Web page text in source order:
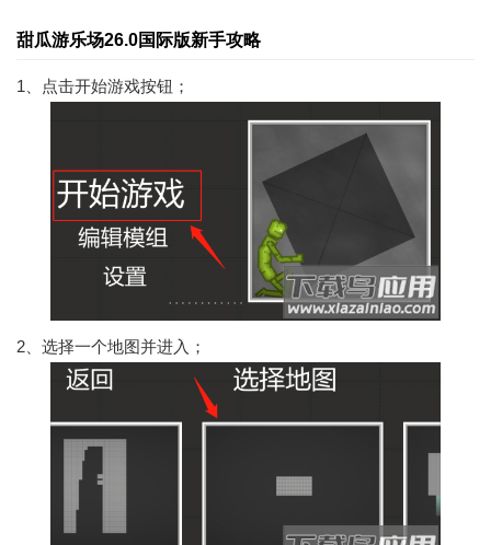
甜瓜游乐场26.0国际版新手攻略
1、点击开始游戏按钮；
2、选择一个地图并进入；